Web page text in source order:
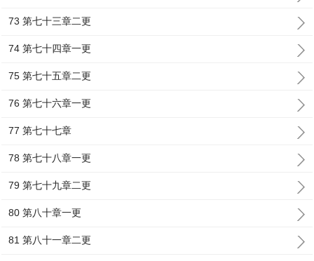
73 第七十三章二更
74 第七十四章一更
75 第七十五章二更
76 第七十六章一更
77 第七十七章
78 第七十八章一更
79 第七十九章二更
80 第八十章一更
81 第八十一章二更